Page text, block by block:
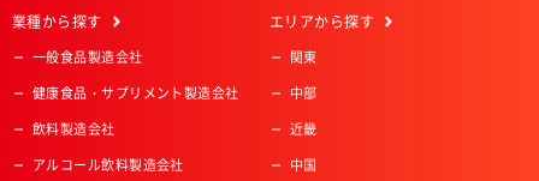
業種から探す
一般食品製造会社
健康食品・サプリメント製造会社
飲料製造会社
アルコール飲料製造会社
エリアから探す
関東
中部
近畿
中国